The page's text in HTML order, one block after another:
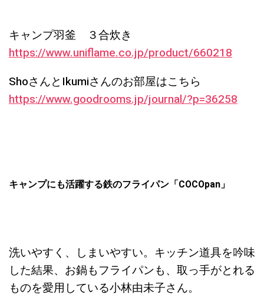
キャンプ羽釜 ３合炊き
https://www.uniflame.co.jp/product/660218
ShoさんとIkumiさんのお部屋はこちら
https://www.goodrooms.jp/journal/?p=36258
キャンプにも活躍する鉄のフライパン「COCOpan」
洗いやすく、しまいやすい。キッチン道具を吟味
した結果、お鍋もフライパンも、取っ手がとれる
ものを愛用している小林由未子さん。